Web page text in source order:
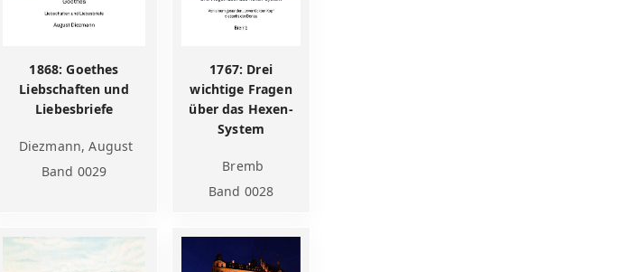
1868: Goethes
Liebschaften und
Liebesbriefe
Diezmann, August
Band 0029
1767: Drei
wichtige Fragen
über das Hexen-
System
Bremb
Band 0028